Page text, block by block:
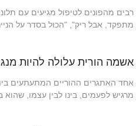
רבים מהפונים לטיפול מגיעים עם
מתפקד, אבל ריק", "הכול בסדר על
אשמה הורית עלולה להיות
אחד האתגרים ההוריים המתעתעים
מרגיש לפעמים, בינו לבין עצמו, שהוא